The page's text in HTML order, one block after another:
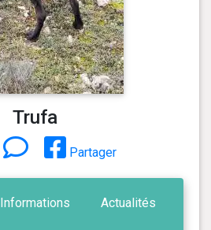
Trufa
Partager
Informations Actualités